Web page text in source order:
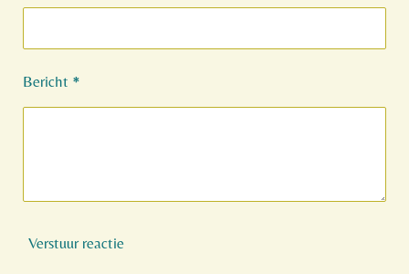
Bericht *
Verstuur reactie